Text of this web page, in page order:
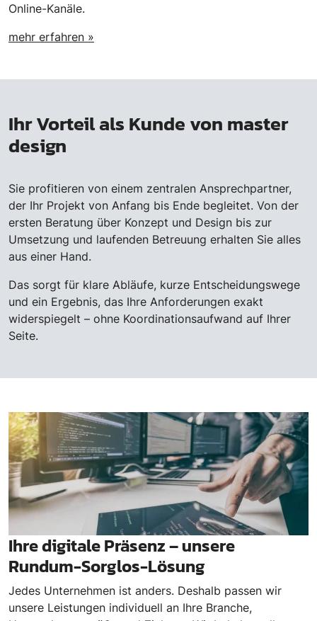
Online-Kanäle.
mehr erfahren »
Ihr Vorteil als Kunde von master
design
Sie profitieren von einem zentralen Ansprechpartner,
der Ihr Projekt von Anfang bis Ende begleitet. Von der
ersten Beratung über Konzept und Design bis zur
Umsetzung und laufenden Betreuung erhalten Sie alles
aus einer Hand.
Das sorgt für klare Abläufe, kurze Entscheidungswege
und ein Ergebnis, das Ihre Anforderungen exakt
widerspiegelt – ohne Koordinationsaufwand auf Ihrer
Seite.
Ihre digitale Präsenz – unsere
Rundum-Sorglos-Lösung
Jedes Unternehmen ist anders. Deshalb passen wir
unsere Leistungen individuell an Ihre Branche,